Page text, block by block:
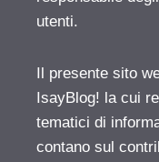
utenti.
Il presente sito
IsayBlog! la cui
tematici di
contano sul